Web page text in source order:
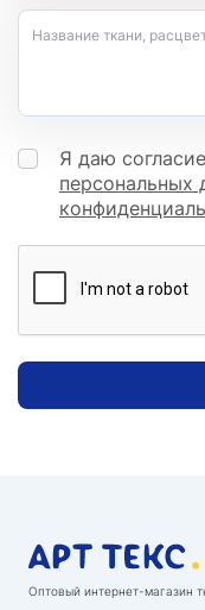
Название ткани,
Я даю
персональных
Оптовый интернет-магазин